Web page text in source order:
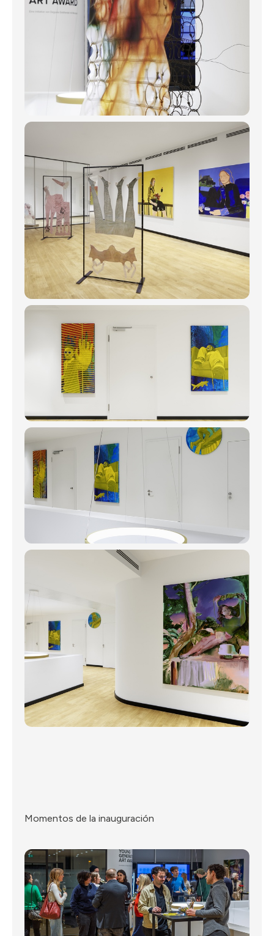
Momentos de la inauguración